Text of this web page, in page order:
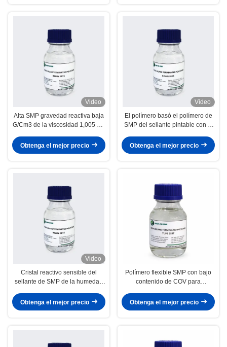
Video
Alta SMP gravedad reactiva baja
G/Cm3 de la viscosidad 1,005 del
Obtenga el mejor precio
Video
El polímero basó el polímero de
SMP del sellante pintable con el
aluminio
Obtenga el mejor precio
Video
Cristal reactivo sensible del
sellante de SMP de la humedad
Obtenga el mejor precio
Polímero flexible SMP con bajo
contenido de COV para
y relleno de huecos
Obtenga el mejor precio